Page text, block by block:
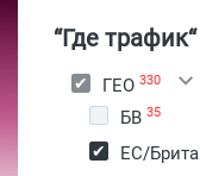
“Где
ГЕО 330
БВ 35
ЕС/